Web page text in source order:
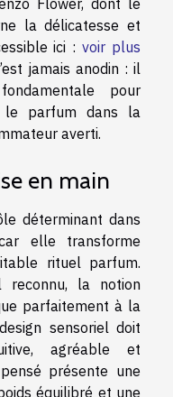
la délicatesse et
ici :voir plus
jamais anodin : il
pour
le parfum dans la
averti.
en main
déterminant dans
elle transforme
rituel parfum.
reconnu, la notion
parfaitement à la
sensoriel doit
agréable et
présente une
équilibré et une